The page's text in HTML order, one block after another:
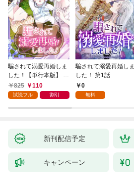
騙されて溺愛再婚しま
した！【単行本版】 1
巻825 110
試読フル 割引
騙されて溺愛再婚しま
した！ 第1話
0
無料
新刊配信予定
キャンペーン